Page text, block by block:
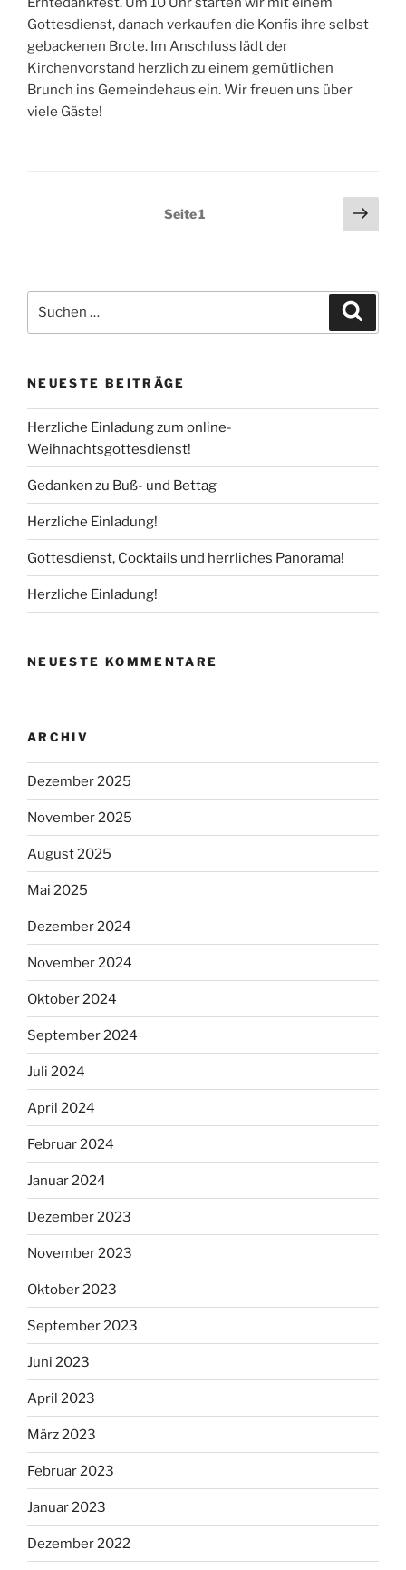
Gottesdienst, danach verkaufen die Konfis ihre selbst
gebackenen Brote. Im Anschluss lädt der
Kirchenvorstand herzlich zu einem gemütlichen
Brunch ins Gemeindehaus ein. Wir freuen uns über
viele Gäste!
Seitennummerierung
Seite1
nach:
NEUESTE BEITRÄGE
Herzliche Einladung zum online-
Weihnachtsgottesdienst!
Gedanken zu Buß- und Bettag
Herzliche Einladung!
Gottesdienst, Cocktails und herrliches Panorama!
Herzliche Einladung!
NEUESTE KOMMENTARE
ARCHIV
Dezember 2025
November 2025
August 2025
Mai 2025
Dezember 2024
November 2024
Oktober 2024
September 2024
Juli 2024
April 2024
Februar 2024
Januar 2024
Dezember 2023
November 2023
Oktober 2023
September 2023
Juni 2023
April 2023
März 2023
Februar 2023
Januar 2023
Dezember 2022